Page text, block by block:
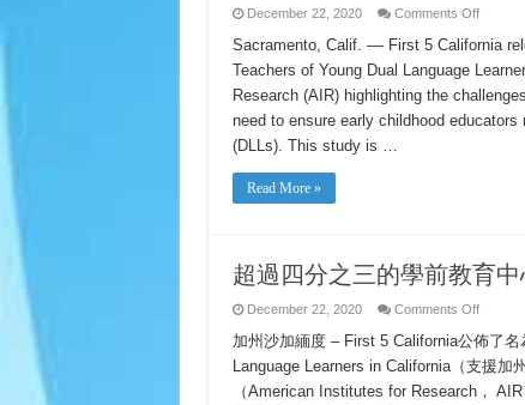
Tạo
để
Làm
Việc
với
Các
Học
Song
December 22, 2020 Comments Offon
Than
Three-
Fourths
Early
Learning
Centers
Sacramento, Calif. –– First 5 California
Teachers of Young Dual Language
Research (AIR) highlighting the
need to ensure early childhood
(DLLs). This study is …
Read More »
超過四分之三的學前教育
December 22, 2020 Comments Offon
過
四
分
之
加州沙加緬度 – First 5 California公佈了
Language Learners in California（支援
（American Institutes for Research，